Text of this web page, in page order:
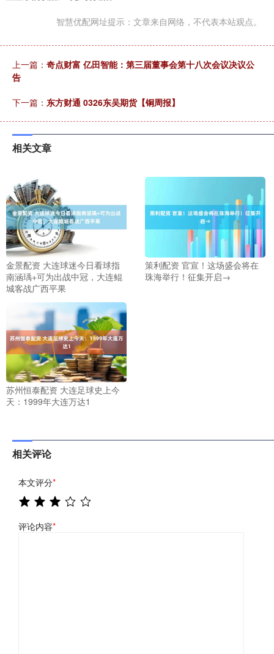
智慧优配网址提示：文章来自网络，不代表本站观点。
上一篇： 奇点财富 亿田智能：第三届董事会第十八次会议决议公
告
下一篇： 东方财通 0326东吴期货【铜周报】
相关文章
金景配资 大连球迷今日看球指
南涵瑀+可为出战中冠，大连鲲
城客战广西平果
策利配资 官宣！这场盛会将在
珠海举行！征集开启→
苏州恒泰配资 大连足球史上今
天：1999年大连万达1
相关评论
本文评分*
评论内容*